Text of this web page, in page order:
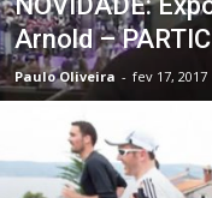
Arnold –
Paulo Oliveira - fev 17, 2017